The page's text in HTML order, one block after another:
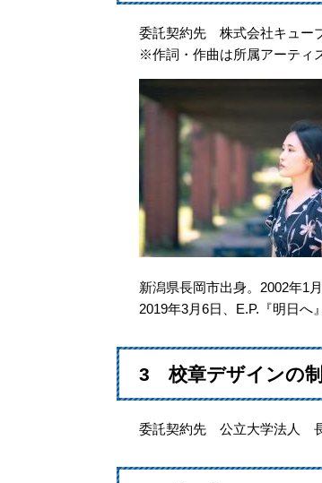
委託契約先 株式会社キュー
※作詞・作曲は所属アーテ
新潟県長岡市出身。2002年1
2019年3月6日、E.P.『明日へ
3 校章デザインの
委託契約先 公立大学法人